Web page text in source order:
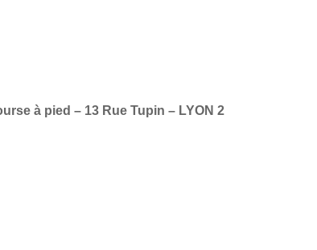
à pied – 13 Rue Tupin – LYON 2